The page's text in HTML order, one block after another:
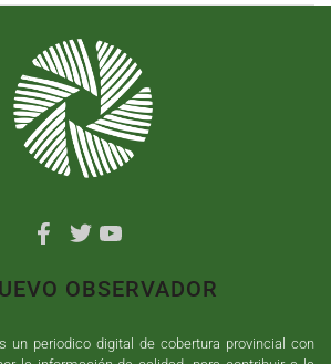
OBSERVADOR
un periodico digital de cobertura provincial con